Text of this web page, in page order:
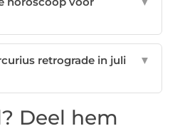
retrograde in juli
▼
Deel hem